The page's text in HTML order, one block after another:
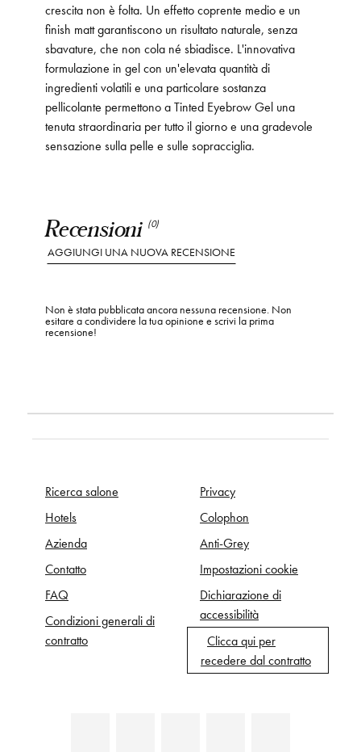
Recensioni (0)
AGGIUNGI UNA NUOVA RECENSIONE
Non è stata pubblicata ancora nessuna recensione. Non
esitare a condividere la tua opinione e scrivi la prima
recensione!
crescita non è folta. Un effetto coprente medio e un
finish matt garantiscono un risultato naturale, senza
sbavature, che non cola né sbiadisce. L'innovativa
formulazione in gel con un'elevata quantità di
ingredienti volatili e una particolare sostanza
pellicolante permettono a Tinted Eyebrow Gel una
tenuta straordinaria per tutto il giorno e una gradevole
sensazione sulla pelle e sulle sopracciglia.
Ricerca salone
Hotels
Azienda
Contatto
FAQ
Condizioni generali di
contratto
Privacy
Colophon
Anti-Grey
Impostazioni cookie
Dichiarazione di
accessibilità
Clicca qui per
recedere dal contratto